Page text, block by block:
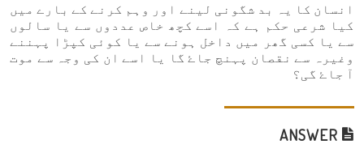
انسان کا یہ بد شگونی لینے اور وہم کرنے کے بارے میں
کیا شرعی حکم ہے کہ اسے کچھ خاص عددوں سے یا سالوں
سے یا کسی گھر میں داخل ہونے سے یا کوئی کپڑا پہننے
وغیرہ سے نقصان پہنچ جاۓ گا یا اسے ان کی وجہ سے موت
آ جاۓ گی؟